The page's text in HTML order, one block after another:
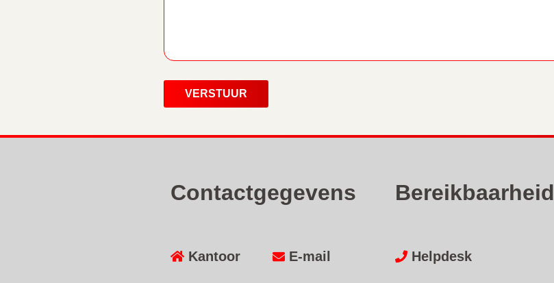
Contactgegevens
Kantoor E-mail
Bereikbaarheid
Helpdesk